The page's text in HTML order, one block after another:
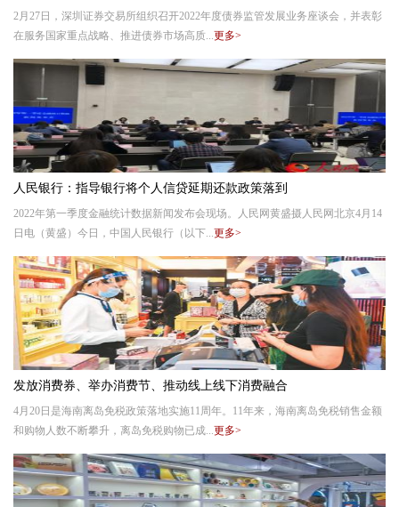
2月27日，深圳证券交易所组织召开2022年度债券监管发展业务座谈会，并表彰
在服务国家重点战略、推进债券市场高质...更多>
人民银行：指导银行将个人信贷延期还款政策落到
2022年第一季度金融统计数据新闻发布会现场。人民网黄盛摄人民网北京4月14
日电（黄盛）今日，中国人民银行（以下...更多>
发放消费券、举办消费节、推动线上线下消费融合
4月20日是海南离岛免税政策落地实施11周年。11年来，海南离岛免税销售金额
和购物人数不断攀升，离岛免税购物已成...更多>